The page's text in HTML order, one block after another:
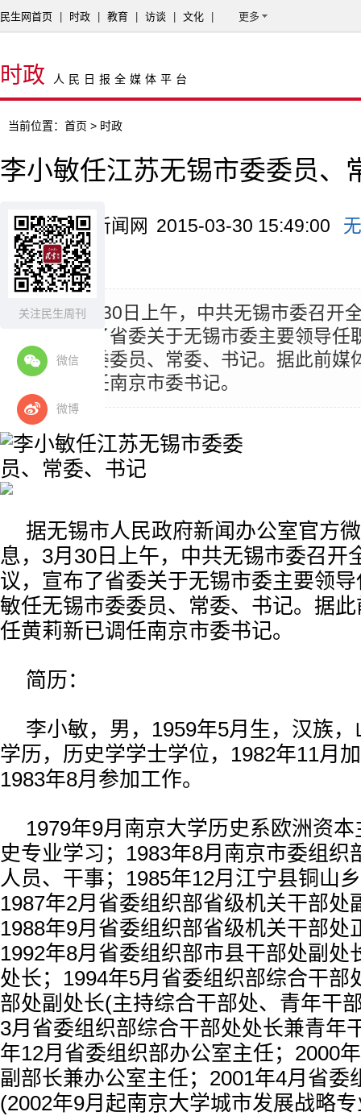
关注民生周刊
微信
微博
民生网首页 时政 教育 访谈 文化 更多
时政 人民日报全媒体平台
当前位置： 首页 > 时政
李小敏任江苏无锡市委委员、
来源：中国新闻网 2015-03-30 15:49:00
委
摘要：3月30日上午，中共无锡市委召开
议，宣布了省委关于无锡市委主要领导任
任无锡市委委员、常委、书记。据此前媒
莉新已调任南京市委书记。
据无锡市人民政府新闻办公室官方
息，3月30日上午，中共无锡市委召开
议，宣布了省委关于无锡市委主要领
敏任无锡市委委员、常委、书记。据
任黄莉新已调任南京市委书记。
简历：
李小敏，男，1959年5月生，汉族
学历，历史学学士学位，1982年11月
1983年8月参加工作。
1979年9月南京大学历史系欧洲资
史专业学习；1983年8月南京市委组织
人员、干事；1985年12月江宁县铜山
1987年2月省委组织部省级机关干部处
1988年9月省委组织部省级机关干部处
1992年8月省委组织部市县干部处副处
处长；1994年5月省委组织部综合干部
部处副处长(主持综合干部处、青年干
3月省委组织部综合干部处处长兼青年
年12月省委组织部办公室主任；2000
副部长兼办公室主任；2001年4月省委
(2002年9月起南京大学城市发展战略